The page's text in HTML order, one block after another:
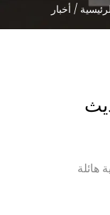
/ أخبار
هائلة